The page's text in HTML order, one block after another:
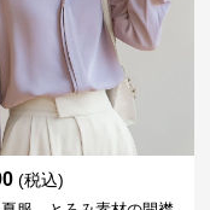
(税込)